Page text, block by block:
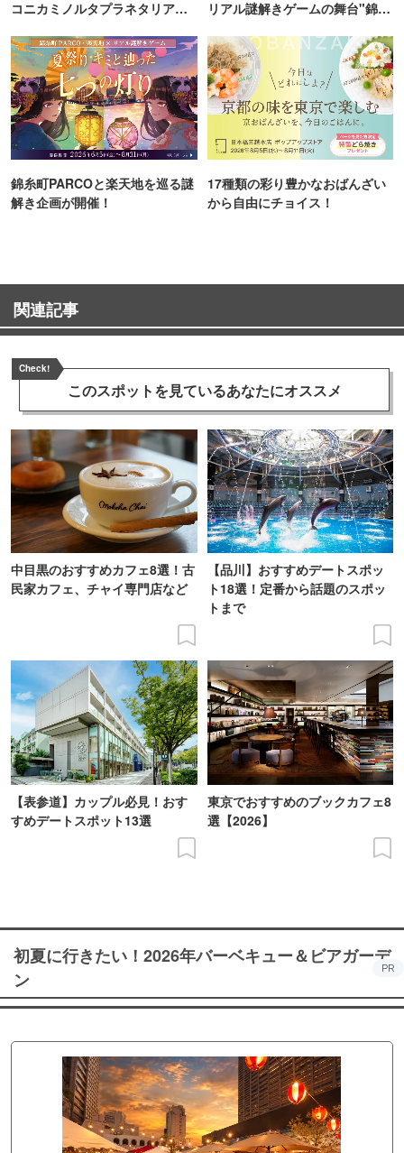
コニカミノルタプラネタリア
リアル謎解きゲームの舞台"錦糸
錦糸町PARCOと楽天地を巡る謎
解き企画が開催！
17種類の彩り豊かなおばんざい
から自由にチョイス！
関連記事
Check!
このスポットを見ているあなたにオススメ
中目黒のおすすめカフェ8選！古
民家カフェ、チャイ専門店など
【品川】おすすめデートスポッ
ト18選！定番から話題のスポッ
トまで
【表参道】カップル必見！おす
すめデートスポット13選
東京でおすすめのブックカフェ8
選【2026】
初夏に行きたい！2026年バーベキュー＆ビアガーデ
ン
PR